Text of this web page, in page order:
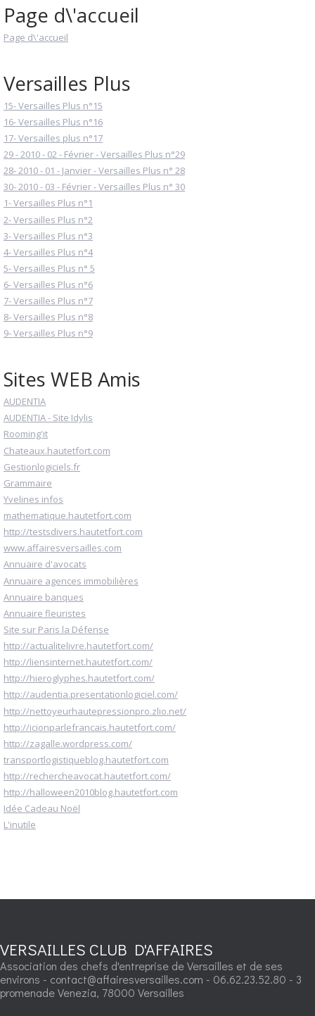
Page d\'accueil
Page d\'accueil
Versailles Plus
15- Versailles Plus n°15
16- Versailles Plus n°16
17- Versailles plus n°17
29 - 2010 - 02 - Février - Versailles Plus n°29
28- 2010 - 01 - Janvier - Versailles Plus n° 28
30- 2010 - 03 - Février - Versailles Plus n° 30
1- Versailles Plus n°1
2- Versailles Plus n°2
3- Versailles Plus n°3
4- Versailles Plus n°4
5- Versailles Plus n° 5
6- Versailles Plus n°6
7- Versailles Plus n°7
8- Versailles Plus n°8
9- Versailles Plus n°9
Sites WEB Amis
AUDENTIA
AUDENTIA - Site Idylis
Rooming'it
Chateaux.hautetfort.com
Gestionlogiciels.fr
Grammaire
Yvelines infos
mathematique.hautetfort.com
http://testsdivers.hautetfort.com
www.affairesversailles.com
Annuaire d'avocats
Annuaire agences immobilières
Annuaire banques
Annuaire fleuristes
Site sur Paris la Défense
http://actualitelivre.hautetfort.com/
http://liensinternet.hautetfort.com/
http://hieroglyphes.hautetfort.com/
http://audentia.presentationlogiciel.com/
http://nettoyeurhautepressionpro.zlio.net/
http://icionparlefrancais.hautetfort.com/
http://zagalle.wordpress.com/
transportlogistiqueblog.hautetfort.com
http://rechercheavocat.hautetfort.com/
http://halloween2010blog.hautetfort.com
Idée Cadeau Noël
L'inutile
VERSAILLES CLUB D'AFFAIRES
Association des chefs d'entreprise de Versailles et de ses
environs - contact@affairesversailles.com - 06.62.23.52.80 - 3
promenade Venezia, 78000 Versailles